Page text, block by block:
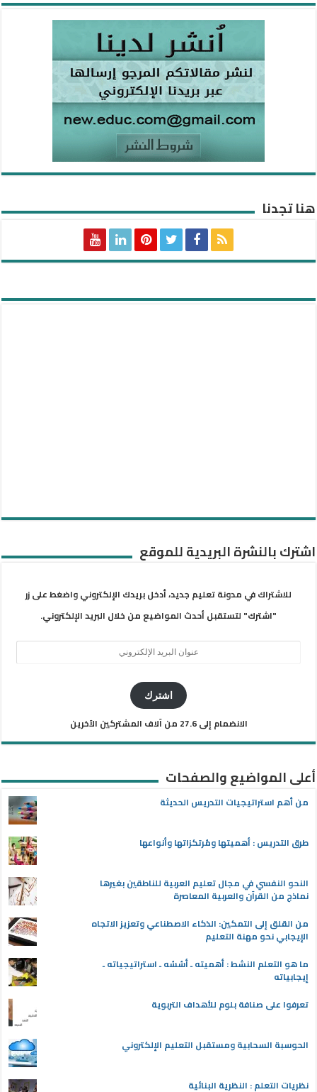
هنا تجدنا
اشترك بالنشرة البريدية للموقع
للاشتراك في مدونة تعليم جديد، أدخل بريدك الإلكتروني واضغط على زر
"اشترك" لتستقبل أحدث المواضيع من خلال البريد الإلكتروني.
اشترك
الانضمام إلى 27.6 من آلاف المشتركين الآخرين
أعلى المواضيع والصفحات
من أهم استراتيجيات التدريس الحديثة
طرق التدريس : أهميتها ومُرتكزاتها وأنواعها
النحو النفسي في مجال تعليم العربية للناطقين بغيرها
نماذج من القرآن والعربية المعاصرة
من القلق إلى التمكين: الذكاء الاصطناعي وتعزيز الاتجاه
الإيجابي نحو مهنة التعليم
ما هو التعلم النشط : أهميته ـ أسُسُه ـ استراتيجياته ـ
إيجابياته
تعرفوا على صنافة بلوم للأهداف التربوية
الحوسبة السحابية ومستقبل التعليم الإلكتروني
نظريات التعلم : النظرية البنائية